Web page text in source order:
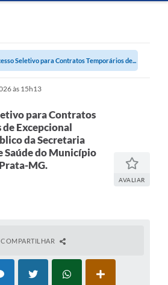
SERVIÇOS
Seletivo para Contratos Temporários de...
às 15h13
para Contratos
Excepcional
da Secretaria
Saúde do Município
MG.
AVALIAR
COMPARTILHAR